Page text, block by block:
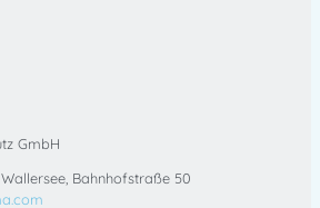
GmbH
Bahnhofstraße 50